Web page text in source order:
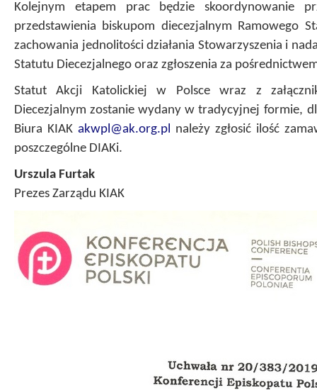
Kolejnym etapem prac będzie skoordynowanie
przedstawienia biskupom diecezjalnym Ramowego
zachowania jednolitości działania Stowarzyszenia i
Statutu Diecezjalnego oraz zgłoszenia za
StatutAkcji Katolickiej w Polsce wraz z
Diecezjalnym zostanie wydany w tradycyjnej formie,
Biura KIAK akwpl@ak.org.pl należy zgłosić ilość
poszczególne DIAKi.
Urszula Furtak
Prezes Zarządu KIAK